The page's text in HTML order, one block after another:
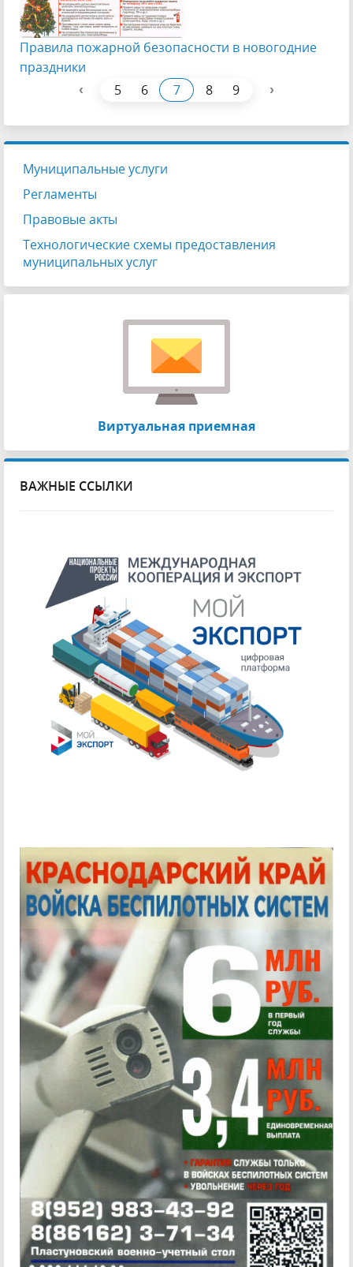
Правила пожарной безопасности в новогодние
праздники
‹ 5 6 7 8 9 ›
Муниципальные услуги
Регламенты
Правовые акты
Технологические схемы предоставления
муниципальных услуг
Виртуальная приемная
ВАЖНЫЕ ССЫЛКИ